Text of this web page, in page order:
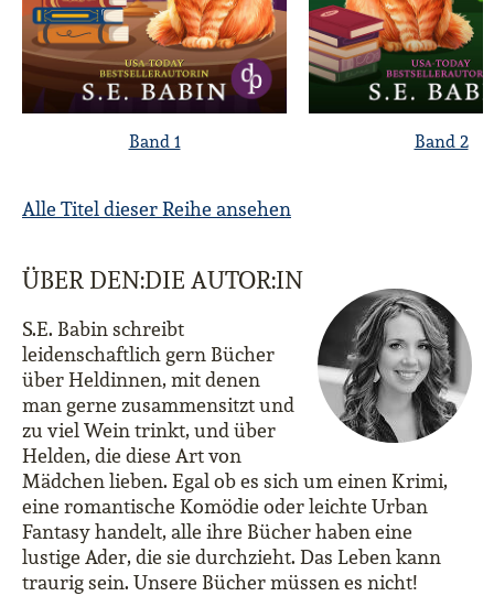
Band 1 Band 2
Alle Titel dieser Reihe ansehen
ÜBER DEN:DIE AUTOR:IN
S.E. Babin schreibt
leidenschaftlich gern Bücher
über Heldinnen, mit denen
man gerne zusammensitzt und
zu viel Wein trinkt, und über
Helden, die diese Art von
Mädchen lieben. Egal ob es sich um einen Krimi,
eine romantische Komödie oder leichte Urban
Fantasy handelt, alle ihre Bücher haben eine
lustige Ader, die sie durchzieht. Das Leben kann
traurig sein. Unsere Bücher müssen es nicht!